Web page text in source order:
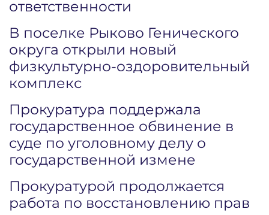
ответственности
В поселке Рыково Генического
округа открыли новый
физкультурно-оздоровительный
комплекс
Прокуратура поддержала
государственное обвинение в
суде по уголовному делу о
государственной измене
Прокуратурой продолжается
работа по восстановлению прав